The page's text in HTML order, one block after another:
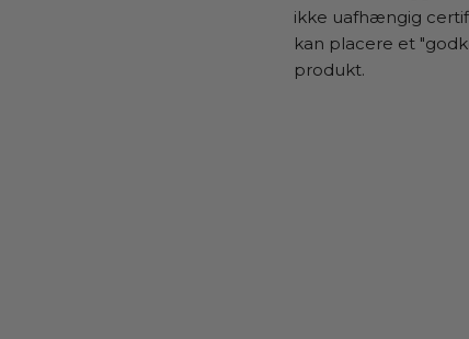
ikke uafhængig
kan placere et
produkt.